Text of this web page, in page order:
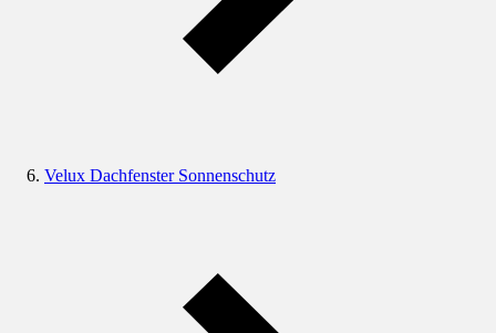
Velux Dachfenster Sonnenschutz